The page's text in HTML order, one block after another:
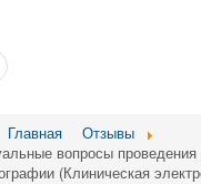
Главная
Отзывы
вопросы проведения
(Клиническая